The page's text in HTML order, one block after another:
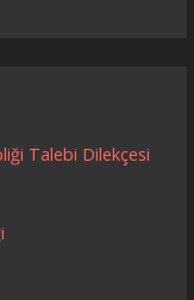
Talebi Dilekçesi